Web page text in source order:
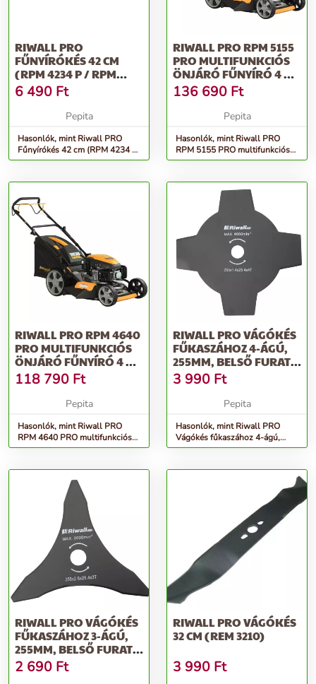
RIWALL PRO
FŰNYÍRÓKÉS 42 CM
(RPM 4234 P / RPM
4234)
6 490 Ft
Pepita
Hasonlók, mint Riwall PRO
Fűnyírókés 42 cm (RPM 4234 P
/ RPM 4234)
RIWALL PRO RPM 5155
PRO MULTIFUNKCIÓS
ÖNJÁRÓ FŰNYÍRÓ 4 AZ
1-BEN
136 690 Ft
Pepita
Hasonlók, mint Riwall PRO
RPM 5155 PRO multifunkciós
önjáró fűnyíró 4 az 1-ben
RIWALL PRO RPM 4640
PRO MULTIFUNKCIÓS
ÖNJÁRÓ FŰNYÍRÓ 4 AZ
1-BEN
118 790 Ft
Pepita
Hasonlók, mint Riwall PRO
RPM 4640 PRO multifunkciós
önjáró fűnyíró 4 az 1-ben
RIWALL PRO VÁGÓKÉS
FŰKASZÁHOZ 4-ÁGÚ,
255MM, BELSŐ FURAT
25,4 MM,...
3 990 Ft
Pepita
Hasonlók, mint Riwall PRO
Vágókés fűkaszához 4-ágú,
255mm, belső furat 25,4 mm,...
RIWALL PRO VÁGÓKÉS
FŰKASZÁHOZ 3-ÁGÚ,
255MM, BELSŐ FURAT
25,4 MM,...
2 690 Ft
RIWALL PRO VÁGÓKÉS
32 CM (REM 3210)
3 990 Ft